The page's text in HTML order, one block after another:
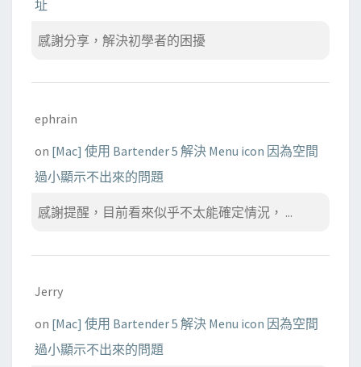
址
感謝分享，解決初學者的困擾
ephrain
on [Mac] 使用 Bartender 5 解決 Menu icon 因為空間
過小顯示不出來的問題
感謝提醒，目前看來似乎不太能確定情況， ...
Jerry
on [Mac] 使用 Bartender 5 解決 Menu icon 因為空間
過小顯示不出來的問題